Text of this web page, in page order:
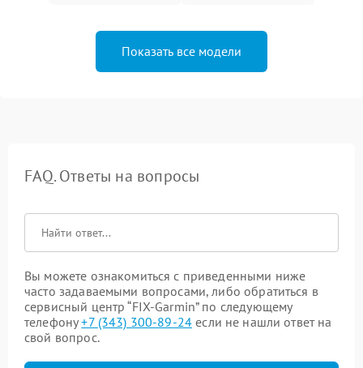
Показать все модели
FAQ. Ответы на вопросы
Вы можете ознакомиться с приведенными ниже
часто задаваемыми вопросами, либо обратиться в
сервисный центр “FIX-Garmin” по следующему
телефону+7 (343) 300-89-24 если не нашли ответ на
свой вопрос.